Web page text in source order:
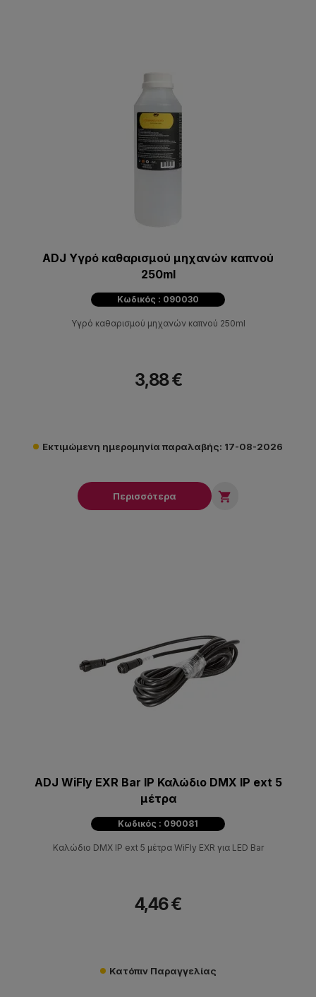
ADJ Υγρό καθαρισμού μηχανών καπνού
250ml
Κωδικός : 090030
Υγρό καθαρισμού μηχανών καπνού 250ml
3,88 €
Εκτιμώμενη ημερομηνία παραλαβής: 17-08-2026
Περισσότερα 
ADJ WiFly EXR Bar IP Καλώδιο DMX IP ext 5
μέτρα
Κωδικός : 090081
Καλώδιο DMX IP ext 5 μέτρα WiFly EXR για LED Bar
4,46 €
Κατόπιν Παραγγελίας